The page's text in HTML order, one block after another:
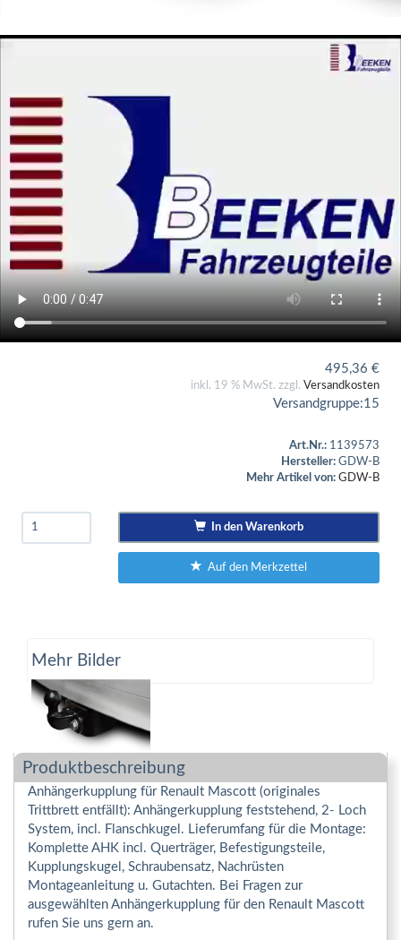
495,36 €
inkl. 19 % MwSt. zzgl. Versandkosten
Versandgruppe:15
Art.Nr.: 1139573
Hersteller: GDW-B
Mehr Artikel von: GDW-B
In den Warenkorb
Auf den Merkzettel
Mehr Bilder
Produktbeschreibung
Anhängerkupplung für Renault Mascott (originales
Trittbrett entfällt): Anhängerkupplung feststehend, 2- Loch
System, incl. Flanschkugel. Lieferumfang für die Montage:
Komplette AHK incl. Querträger, Befestigungsteile,
Kupplungskugel, Schraubensatz, Nachrüsten
Montageanleitung u. Gutachten. Bei Fragen zur
ausgewählten Anhängerkupplung für den Renault Mascott
rufen Sie uns gern an.